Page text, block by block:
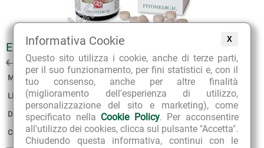
X
Informativa Cookie
Questo sito utilizza i cookie, anche di terze parti,
per il suo funzionamento, per fini statistici e, con il
tuo consenso, anche per altre finalità
(miglioramento dell'esperienza di utilizzo,
personalizzazione del sito e marketing), come
specificato nella Cookie Policy. Per acconsentire
all'utilizzo dei cookies, clicca sul pulsante "Accetta".
Chiudendo questa informativa, continui con le
ENTEROSHIELD
€ 21.50 € 16.13 (sconto 25%)
Marca: FitoMedical
Linea: Entero
Disponibilità: non disponibile.
Confezione: 70 compresse